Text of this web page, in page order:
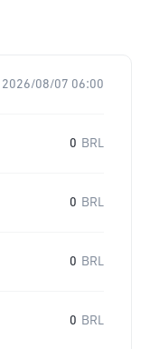
2026/08/07 06:00
0 BRL
0 BRL
0 BRL
0 BRL